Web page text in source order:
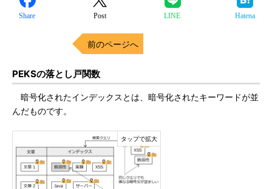
Share Post LINE Hatena
前のページへ
PEKSの落とし戸関数
暗号化されたインデックスとは、暗号化されたキーワードが並
んだものです。